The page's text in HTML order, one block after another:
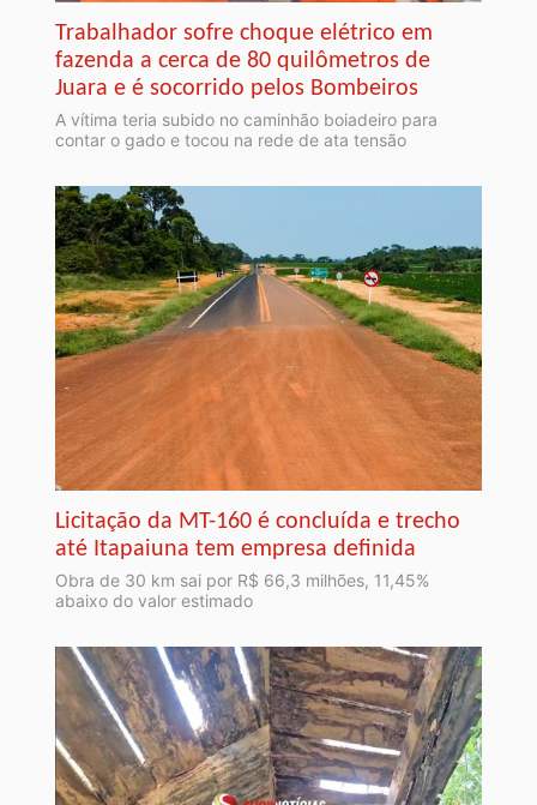
Trabalhador sofre choque elétrico em
fazenda a cerca de 80 quilômetros de
Juara e é socorrido pelos Bombeiros
A vítima teria subido no caminhão boiadeiro para
contar o gado e tocou na rede de ata tensão
Licitação da MT-160 é concluída e trecho
até Itapaiuna tem empresa definida
Obra de 30 km sai por R$ 66,3 milhões, 11,45%
abaixo do valor estimado